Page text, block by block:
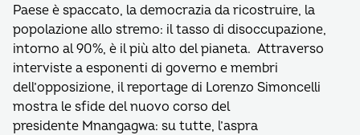
Paese è spaccato, la democrazia da ricostruire, la
popolazione allo stremo: il tasso di disoccupazione,
intorno al 90%, è il più alto del pianeta. Attraverso
interviste a esponenti di governo e membri
dell’opposizione, il reportage di Lorenzo Simoncelli
mostra le sfide del nuovo corso del
presidente Mnangagwa: su tutte, l’aspra